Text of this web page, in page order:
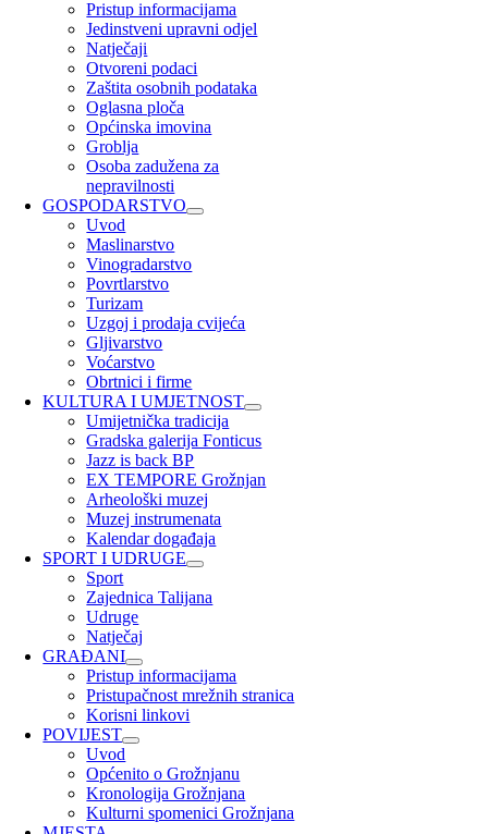
Pristup informacijama
Jedinstveni upravni odjel
Natječaji
Otvoreni podaci
Zaštita osobnih podataka
Oglasna ploča
Općinska imovina
Groblja
Osoba zadužena za
nepravilnosti
GOSPODARSTVO
Uvod
Maslinarstvo
Vinogradarstvo
Povrtlarstvo
Turizam
Uzgoj i prodaja cvijeća
Gljivarstvo
Voćarstvo
Obrtnici i firme
KULTURA I UMJETNOST
Umijetnička tradicija
Gradska galerija Fonticus
Jazz is back BP
EX TEMPORE Grožnjan
Arheološki muzej
Muzej instrumenata
Kalendar događaja
SPORT I UDRUGE
Sport
Zajednica Talijana
Udruge
Natječaj
GRAĐANI
Pristup informacijama
Pristupačnost mrežnih stranica
Korisni linkovi
POVIJEST
Uvod
Općenito o Grožnjanu
Kronologija Grožnjana
Kulturni spomenici Grožnjana